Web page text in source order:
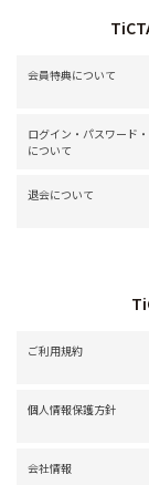
会員特典について
ログイン・パスワード
について
退会について
ご利用規約
個人情報保護方針
会社情報